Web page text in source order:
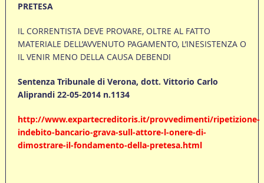
PRETESA
IL CORRENTISTA DEVE PROVARE, OLTRE AL FATTO
MATERIALE DELL’AVVENUTO PAGAMENTO, L’INESISTENZA O
IL VENIR MENO DELLA CAUSA DEBENDI
Sentenza Tribunale di Verona, dott. Vittorio Carlo
Aliprandi 22-05-2014 n.1134
http://www.expartecreditoris.it/provvedimenti/ripetizione-
indebito-bancario-grava-sull-attore-l-onere-di-
dimostrare-il-fondamento-della-pretesa.html